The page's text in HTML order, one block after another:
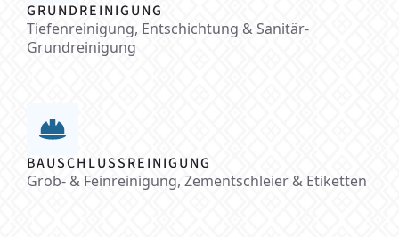
GRUNDREINIGUNG
Tiefenreinigung, Entschichtung & Sanitär-
Grundreinigung
BAUSCHLUSSREINIGUNG
Grob- & Feinreinigung, Zementschleier & Etiketten